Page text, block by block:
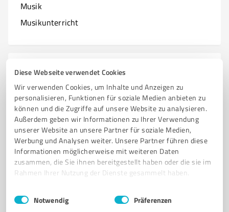
Diese Webseite verwendet Cookies
Wir verwenden Cookies, um Inhalte und Anzeigen zu
personalisieren, Funktionen für soziale Medien anbieten zu
können und die Zugriffe auf unsere Website zu analysieren.
Außerdem geben wir Informationen zu Ihrer Verwendung
unserer Website an unsere Partner für soziale Medien,
Werbung und Analysen weiter. Unsere Partner führen diese
Informationen möglicherweise mit weiteren Daten
zusammen, die Sie ihnen bereitgestellt haben oder die sie im
Rahmen Ihrer Nutzung der Dienste gesammelt haben.
Impressum Datenschutzbestimmungen
Einwilligungsauswahl
Notwendig Präferenzen
Musik
Musikunterricht
N
Natur & Umwelt
Nagelstudios
O Branchen mit O
Optiker